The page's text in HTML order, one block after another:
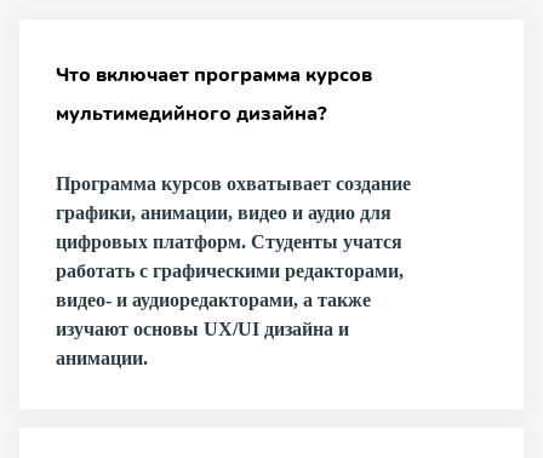
Что включает программа курсов
мультимедийного дизайна?
Программа курсов охватывает создание
графики, анимации, видео и аудио для
цифровых платформ. Студенты учатся
работать с графическими редакторами,
видео- и аудиоредакторами, а также
изучают основы UX/UI дизайна и
анимации.